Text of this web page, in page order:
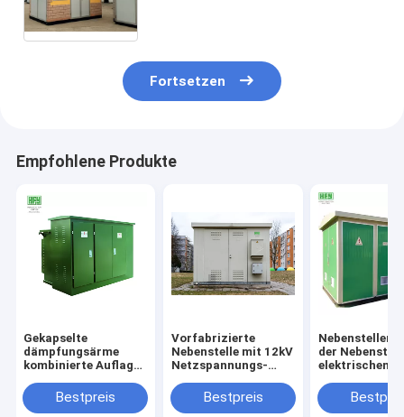
Fortsetzen
Empfohlene Produkte
Gekapselte
dämpfungsärme
kombinierte Auflage
vorfabrizierte
Nebenstelle des
Bestpreis
Vorfabrizierte
Nebenstelle mit 12kV
Netzspannungs-
Transformator
fabrizierte kompakte
Bestpreis
der
elektrischen
vorfabrizierte
kombinierte